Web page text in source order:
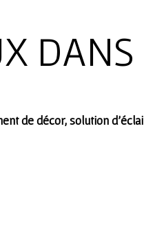
DANS
de décor, solution